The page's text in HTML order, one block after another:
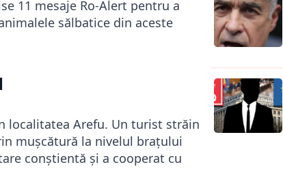
11 mesaje Ro-Alert pentru a
sălbatice din aceste
localitatea Arefu. Un turist străin
mușcătură la nivelul brațului
conștientă și a cooperat cu